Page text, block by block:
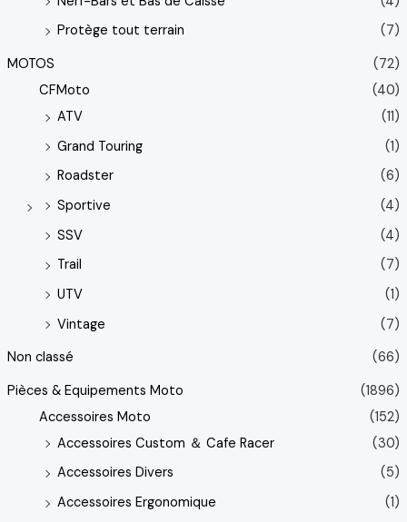
Protège tout terrain
(7)
MOTOS
(72)
CFMoto
(40)
ATV
(11)
Grand Touring
(1)
Roadster
(6)
Sportive
(4)
SSV
(4)
Trail
(7)
UTV
(1)
Vintage
(7)
Non classé
(66)
Pièces & Equipements Moto
(1896)
Accessoires Moto
(152)
Accessoires Custom ＆ Cafe Racer
(30)
Accessoires Divers
(5)
Accessoires Ergonomique
(1)